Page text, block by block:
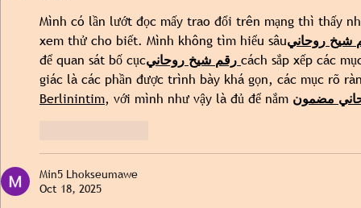
Mình có lần lướt đọc mấy trao đổi trên mạng thì thấy
xem thử cho biết. Mình không tìm hiểu sâu
شيخ روحاني
để quan sát bố cục
رقم شيخ روحاني
cách sắp xếp các
giác là các phần được trình bày khá gọn, các mục rõ
Berlinintim, với mình như vậy là đủ để nắm مضمون
Min5 Lhokseumawe
Oct 18, 2025